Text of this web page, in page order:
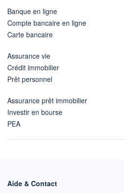
Banque en ligne
Compte bancaire en ligne
Carte bancaire
Assurance vie
Crédit immobilier
Prêt personnel
Assurance prêt immobilier
Investir en bourse
PEA
Aide & Contact